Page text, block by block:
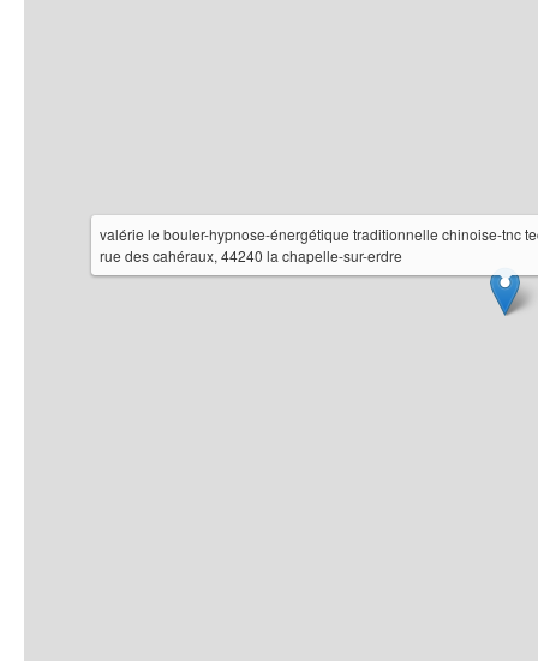
valérie le bouler-hypnose-énergétique traditionnelle chinoise-tnc
rue des cahéraux, 44240 la chapelle-sur-erdre